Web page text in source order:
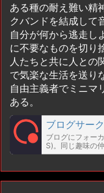
ある種の耐え難い精
クバンドを結成して
自分が何から逃走し
に不要なものを切り
人たちと共に人との
で気楽な生活を送り
自由主義者でミニマ
ある。
ブログサー
ブログにフォー
S)。同じ趣味の